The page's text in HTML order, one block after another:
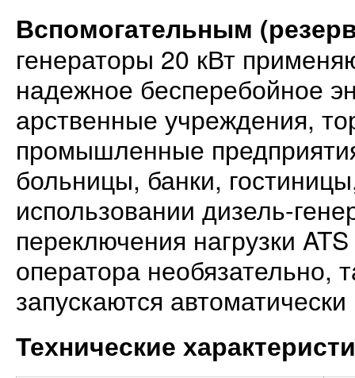
Вспомогательным
генераторы 20 кВт
надежное бесперебойное
арственные учреждения,
промышленные
больницы, банки,
использовании дизель-
переключения нагрузки
оператора необязательно,
запускаются
Технические